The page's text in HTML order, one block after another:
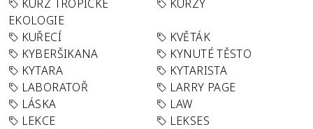
KURZ TROPICKÉ
EKOLOGIE
KURZY
KUŘECÍ
KVĚTÁK
KYBERŠIKANA
KYNUTÉ TĚSTO
KYTARA
KYTARISTA
LABORATOŘ
LARRY PAGE
LÁSKA
LAW
LEKCE
LEKSES